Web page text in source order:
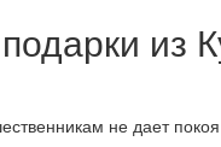
из
не дает